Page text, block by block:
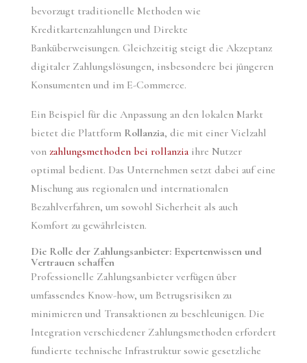
bevorzugt traditionelle Methoden wie
Kreditkartenzahlungen und Direkte
Banküberweisungen. Gleichzeitig steigt die Akzeptanz
digitaler Zahlungslösungen, insbesondere bei jüngeren
Konsumenten und im E-Commerce.
Ein Beispiel für die Anpassung an den lokalen Markt
bietet die Plattform Rollanzia, die mit einer Vielzahl
von zahlungsmethoden bei rollanziaihre Nutzer
optimal bedient. Das Unternehmen setzt dabei auf eine
Mischung aus regionalen und internationalen
Bezahlverfahren, um sowohl Sicherheit als auch
Komfort zu gewährleisten.
Die Rolle der Zahlungsanbieter: Expertenwissen und
Vertrauen schaffen
Professionelle Zahlungsanbieter verfügen über
umfassendes Know-how, um Betrugsrisiken zu
minimieren und Transaktionen zu beschleunigen. Die
Integration verschiedener Zahlungsmethoden erfordert
fundierte technische Infrastruktur sowie gesetzliche